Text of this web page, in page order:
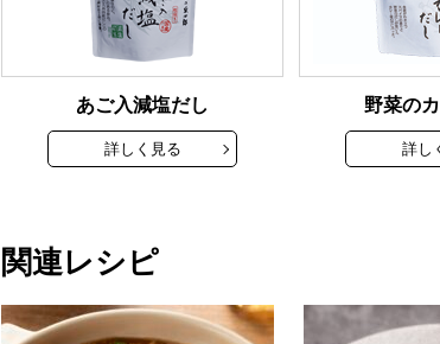
あご入減塩だし
詳しく見る
野菜の
詳し
関連レシピ